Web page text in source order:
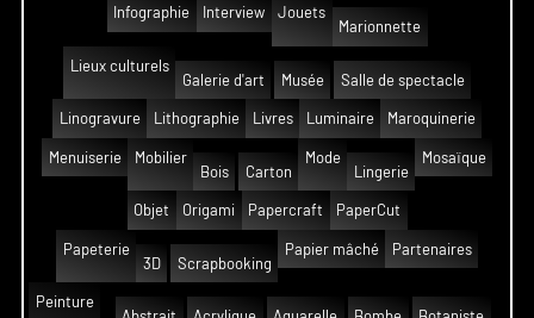
Infographie Interview
Jouets
Marionnette
Lieux culturels
Galerie d'art
Musée Salle de spectacle
Linogravure Lithographie Livres Luminaire Maroquinerie
Menuiserie
Mobilier
Bois
Carton
Mode
Lingerie
Mosaïque
Objet Origami Papercraft PaperCut
Papeterie
3D
Scrapbooking
Papier mâché Partenaires
Peinture